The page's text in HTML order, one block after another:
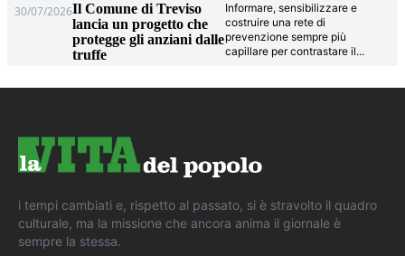
30/07/2026Il Comune di Treviso
lancia un progetto che
protegge gli anziani dalle
truffe
Informare, sensibilizzare e
costruire una rete di
prevenzione sempre più
capillare per contrastare il...
i tempi cambiati e, rispetto al passato, si è stravolto il quadro
culturale, ma la missione che ancora anima il giornale è
sempre la stessa.